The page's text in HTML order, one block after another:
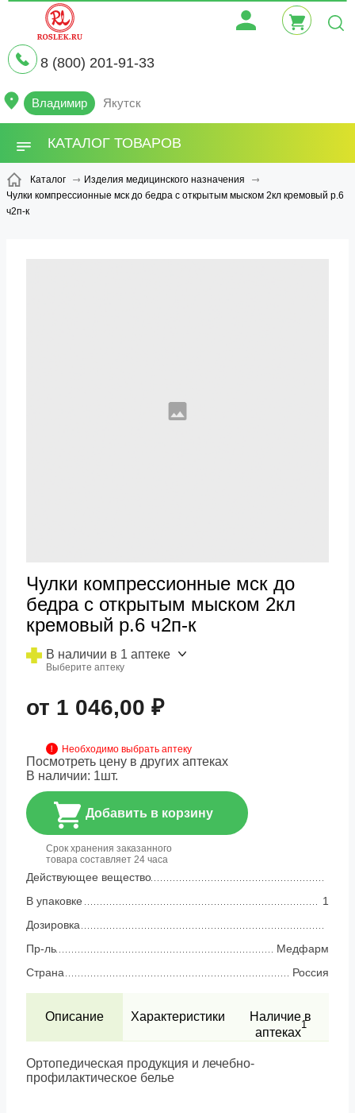
8 (800) 201-91-33
Владимир Якутск
КАТАЛОГ ТОВАРОВ
Каталог
Изделия медицинского назначения
Чулки компрессионные мск до бедра с открытым мыском 2кл кремовый р.6
ч2п-к
Чулки компрессионные мск до
бедра с открытым мыском 2кл
кремовый р.6 ч2п-к
В наличии в 1 аптеке
Выберите аптеку
от 1 046,00 ₽
Необходимо выбрать аптеку
Посмотреть цену в других аптеках
В наличии: 1шт.
Добавить в корзину
Срок хранения заказанного
товара составляет 24 часа
Действующее вещество
В упаковке
1
Дозировка
Пр-ль
Медфарм
Страна
Россия
Описание Характеристики
Наличие в
аптеках
1
Ортопедическая продукция и лечебно-
профилактическое белье